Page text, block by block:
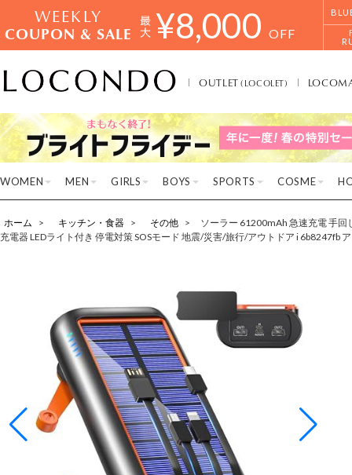
WEEKLY
COUPON & SALE ¥8,000 OFF
OUTLET(LOCOLET)
WOMEN MEN GIRLS BOYS SPORTS COSME
ホーム キッチン・食器 その他
ソーラー 61200mAh 急速充電 手回
充電器 LEDライト付き 停電対策 SOSモード 地震/災害/旅行/アウトドア i 6b8247fb